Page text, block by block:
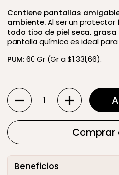
Contiene pantallas
ambiente.Al ser un protector
todo tipo de piel seca, grasa
pantalla química es ideal para
PUM:60 Gr (Gr a $1.331,66).
Cantidad
Comprar
Beneficios